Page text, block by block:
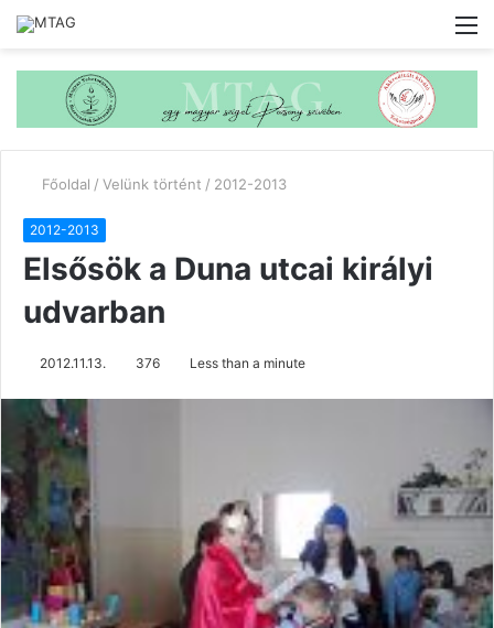
Főoldal / Velünk történt / 2012-2013
2012-2013
Elsősök a Duna utcai királyi
udvarban
2012.11.13. 376 Less than a minute